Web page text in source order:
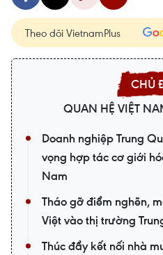
Theo dõi VietnamPlus
QUAN HỆ VIỆT
Doanh nghiệp Trung
vọng hợp tác cơ giới
Nam
Tháo gỡ điểm nghẽn,
Việt vào thị trường
Thúc đẩy kết nối nhà